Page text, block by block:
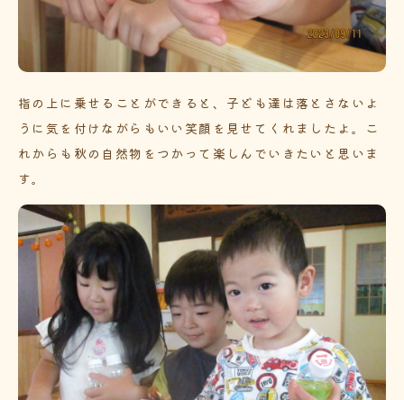
指の上に乗せることができると、子ども達は落とさないよ
うに気を付けながらもいい笑顔を見せてくれましたよ。こ
れからも秋の自然物をつかって楽しんでいきたいと思いま
す。